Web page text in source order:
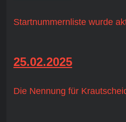
Startnummernliste wurde
25.02.2025
Die Nennung für